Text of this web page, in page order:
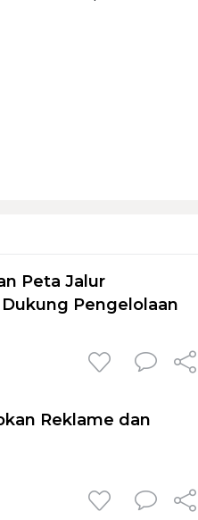
Peta Jalur
Pengelolaan
Reklame dan